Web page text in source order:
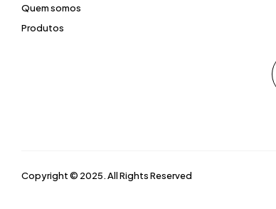
Quem somos
Produtos
Copyright © 2025. All Rights Reserved